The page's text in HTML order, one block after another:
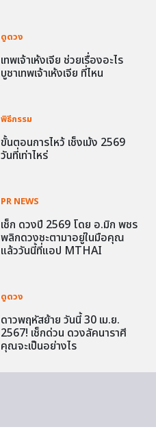
ดูดวง
เทพเจ้าเห้งเจีย ช่วยเรื่องอะไร
บูชาเทพเจ้าเห้งเจีย ที่ไหน
พิธีกรรม
ขั้นตอนการไหว้ เช็งเม้ง 2569
วันที่เท่าไหร่
PR NEWS
เช็ก ดวงปี 2569 โดย อ.มิก พชร
พลิกดวงชะตามาอยู่ในมือคุณ
แล้ววันนี้ที่แอป MTHAI
ดูดวง
ดาวพฤหัสย้าย วันนี้ 30 เม.ย.
2567! เช็กด่วน ดวงลัคนาราศี
คุณจะเป็นอย่างไร